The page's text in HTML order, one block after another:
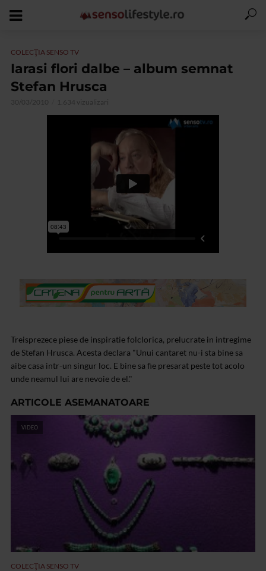
COLECŢIA SENSO TV
Iarasi flori dalbe – album semnat
Stefan Hrusca
30/03/2010 1.634 vizualizari
Treisprezece piese de inspiratie folclorica, prelucrate in intregime
de Stefan Hrusca. Acesta declara "Unui cantaret nu-i sta bine sa
aibe casa intr-un singur loc. E bine sa fie presarat peste tot acolo
unde neamul lui are nevoie de el."
ARTICOLE ASEMANATOARE
VIDEO
COLECŢIA SENSO TV